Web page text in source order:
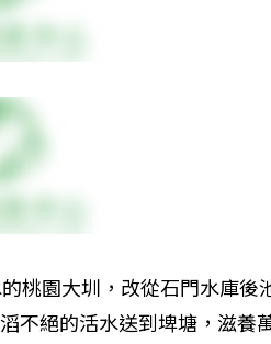
桃園大圳，改從石門水庫後
不絕的活水送到埤塘，滋養